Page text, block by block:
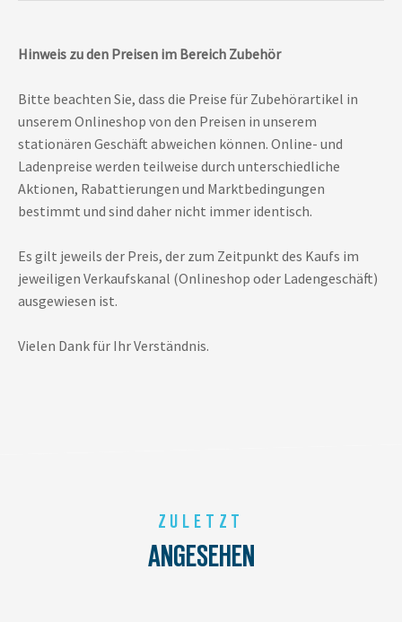
Hinweis zu den Preisen im Bereich Zubehör
Bitte beachten Sie, dass die Preise für Zubehörartikel in
unserem Onlineshop von den Preisen in unserem
stationären Geschäft abweichen können. Online- und
Ladenpreise werden teilweise durch unterschiedliche
Aktionen, Rabattierungen und Marktbedingungen
bestimmt und sind daher nicht immer identisch.
Es gilt jeweils der Preis, der zum Zeitpunkt des Kaufs im
jeweiligen Verkaufskanal (Onlineshop oder Ladengeschäft)
ausgewiesen ist.
Vielen Dank für Ihr Verständnis.
ZULETZT
ANGESEHEN